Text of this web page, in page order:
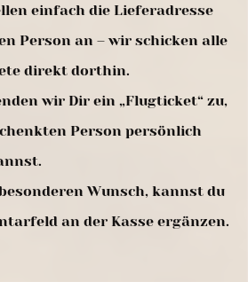
einfach die Lieferadresse
Person an – wir schicken alle
direkt dorthin.
wir Dir ein „Flugticket“ zu,
Person persönlich
Wunsch, kannst du
an der Kasse ergänzen.